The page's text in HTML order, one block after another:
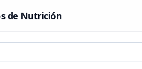
de Nutrición